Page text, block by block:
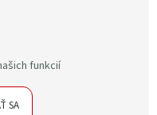
funkcií
SA